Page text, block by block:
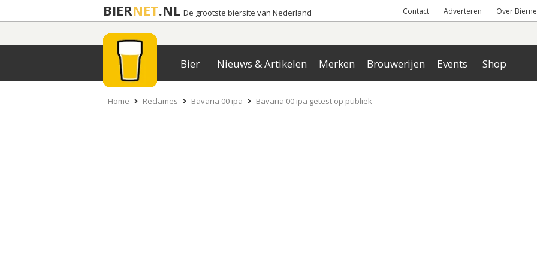
BIERNET.NL De grootste biersite van Nederland Contact Adverteren Over
Bier Nieuws & Artikelen Merken Brouwerijen Events Shop
Home Reclames Bavaria 00 ipa Bavaria 00 ipa getest op publiek